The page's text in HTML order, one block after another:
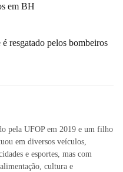
em BH
resgatado pelos bombeiros
pela UFOP em 2019 e um filho
em diversos veículos,
e esportes, mas com
cultura e